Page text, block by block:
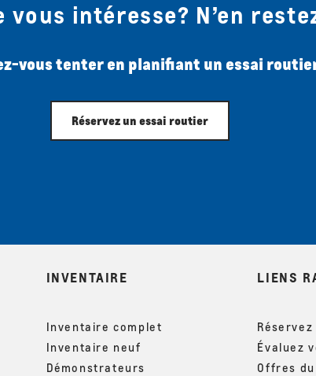
vous intéresse? N’en
vous tenter en planifiant un essai
Réservez un essai routier
INVENTAIRE
Inventaire complet
Inventaire neuf
Démonstrateurs
LIENS
Évaluez
Offres